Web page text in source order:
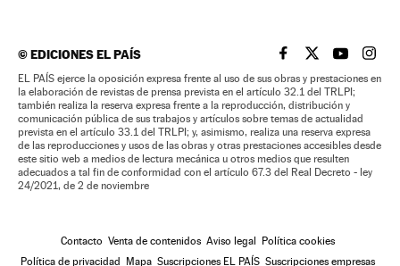
©EDICIONES EL PAÍS EL PAÍS BRASIL EN
EL PAÍSEL PAÍS
EL
EL PAÍS ejerce la oposición expresa frente al uso de sus obras y prestaciones en
la elaboración de revistas de prensa prevista en el artículo 32.1 del TRLPI;
también realiza la reserva expresa frente a la reproducción, distribución y
comunicación pública de sus trabajos y artículos sobre temas de actualidad
prevista en el artículo 33.1 del TRLPI; y, asimismo, realiza una reserva expresa
de las reproducciones y usos de las obras y otras prestaciones accesibles desde
este sitio web a medios de lectura mecánica u otros medios que resulten
adecuados a tal fin de conformidad con el artículo 67.3 del Real Decreto - ley
24/2021, de 2 de noviembre
Contacto Venta de contenidos Aviso legal
Política cookies
Política de privacidad
Mapa Suscripciones EL PAÍS Suscripciones empresas